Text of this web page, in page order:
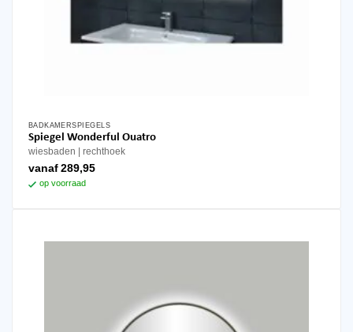
BADKAMERSPIEGELS
Spiegel Wonderful Ouatro
wiesbaden rechthoek
vanaf 289,95
op voorraad
Dit
product
kan